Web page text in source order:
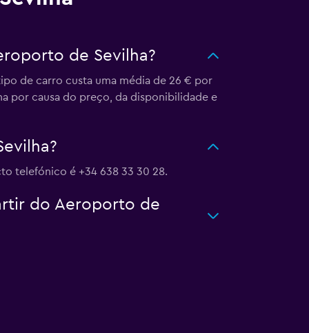
de Sevilha?
de carro custa uma média de 26 € por
por causa do preço, da disponibilidade e
telefónico é +34 638 33 30 28.
do Aeroporto de